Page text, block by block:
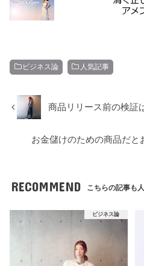
ビジネス論 人気記事
商品リリース前の検証
お金儲けのための商品だと
RECOMMEND こちらの記事も人
ビジネス論